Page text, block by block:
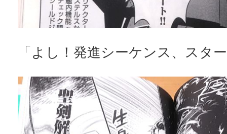
「よし！発進シーケンス、スタ